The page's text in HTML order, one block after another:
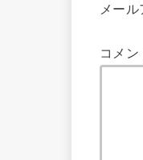
メー
コメン